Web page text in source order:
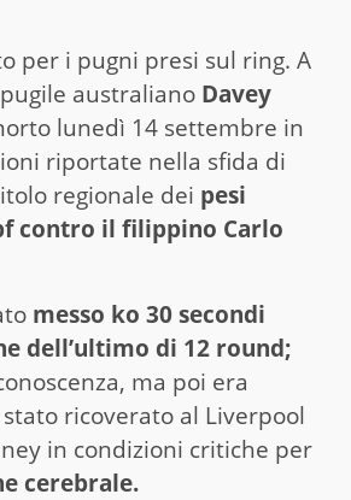
per i pugni presi sul ring. A
australiano Davey
lunedì 14 settembre in
riportate nella sfida di
regionale dei pesi
contro il filippino Carlo
messo ko 30 secondi
dell’ultimo di 12 round;
ma poi era
ricoverato al Liverpool
in condizioni critiche per
cerebrale.